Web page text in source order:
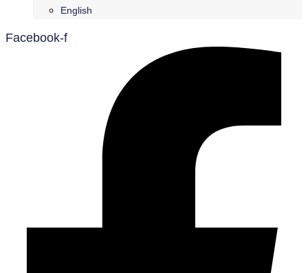
English
Facebook-f